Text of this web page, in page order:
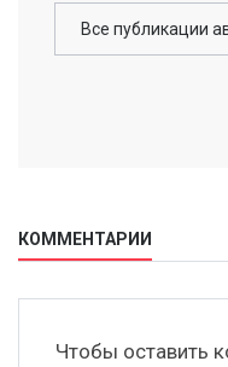
Все публикации
КОММЕНТАРИИ
Чтобы оставить